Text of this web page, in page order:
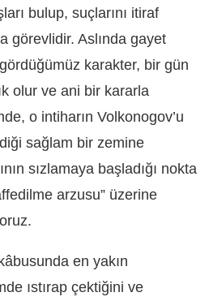
bulup, suçlarını itiraf
görevlidir. Aslında gayet
karakter, bir gün
olur ve ani bir kararla
o intiharın Volkonogov’u
sağlam bir zemine
sızlamaya başladığı nokta
arzusu” üzerine
en yakın
ıstırap çektiğini ve